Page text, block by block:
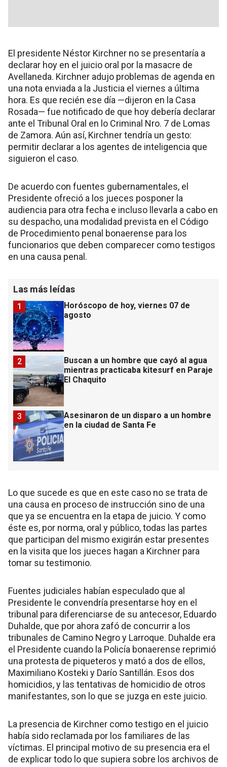
El presidente Néstor Kirchner no se presentaría a
declarar hoy en el juicio oral por la masacre de
Avellaneda. Kirchner adujo problemas de agenda en
una nota enviada a la Justicia el viernes a última
hora. Es que recién ese día —dijeron en la Casa
Rosada— fue notificado de que hoy debería declarar
ante el Tribunal Oral en lo Criminal Nro. 7 de Lomas
de Zamora. Aún así, Kirchner tendría un gesto:
permitir declarar a los agentes de inteligencia que
siguieron el caso.
De acuerdo con fuentes gubernamentales, el
Presidente ofreció a los jueces posponer la
audiencia para otra fecha e incluso llevarla a cabo en
su despacho, una modalidad prevista en el Código
de Procedimiento penal bonaerense para los
funcionarios que deben comparecer como testigos
en una causa penal.
Las más leídas
Horóscopo de hoy, viernes 07 de
agosto
1
Buscan a un hombre que cayó al agua
mientras practicaba kitesurf en Paraje
El Chaquito
2
Asesinaron de un disparo a un hombre
en la ciudad de Santa Fe
3
Lo que sucede es que en este caso no se trata de
una causa en proceso de instrucción sino de una
que ya se encuentra en la etapa de juicio. Y como
éste es, por norma, oral y público, todas las partes
que participan del mismo exigirán estar presentes
en la visita que los jueces hagan a Kirchner para
tomar su testimonio.
Fuentes judiciales habían especulado que al
Presidente le convendría presentarse hoy en el
tribunal para diferenciarse de su antecesor, Eduardo
Duhalde, que por ahora zafó de concurrir a los
tribunales de Camino Negro y Larroque. Duhalde era
el Presidente cuando la Policía bonaerense reprimió
una protesta de piqueteros y mató a dos de ellos,
Maximiliano Kosteki y Darío Santillán. Esos dos
homicidios, y las tentativas de homicidio de otros
manifestantes, son lo que se juzga en este juicio.
La presencia de Kirchner como testigo en el juicio
había sido reclamada por los familiares de las
víctimas. El principal motivo de su presencia era el
de explicar todo lo que supiera sobre los archivos de